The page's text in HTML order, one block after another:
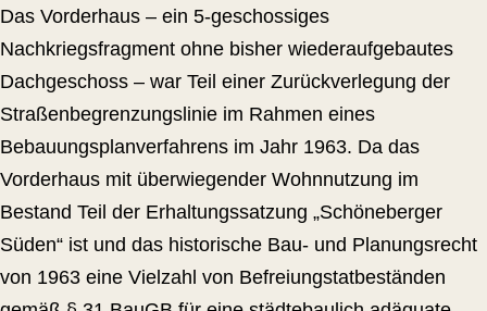
Das Vorderhaus – ein 5-geschossiges
Nachkriegsfragment ohne bisher wiederaufgebautes
Dachgeschoss – war Teil einer Zurückverlegung der
Straßenbegrenzungslinie im Rahmen eines
Bebauungsplanverfahrens im Jahr 1963. Da das
Vorderhaus mit überwiegender Wohnnutzung im
Bestand Teil der Erhaltungssatzung „Schöneberger
Süden“ ist und das historische Bau- und Planungsrecht
von 1963 eine Vielzahl von Befreiungstatbeständen